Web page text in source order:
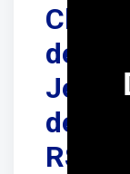
Cláudia
de
Jesus
R$